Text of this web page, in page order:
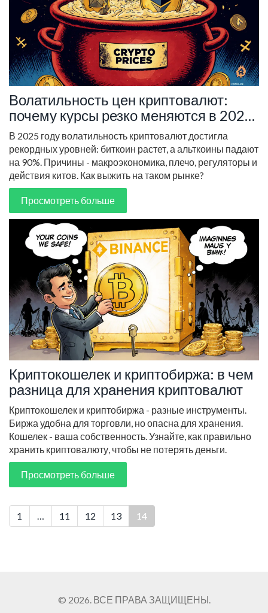
Волатильность цен криптовалют:
почему курсы резко меняются в 2025
году
В 2025 году волатильность криптовалют достигла
рекордных уровней: биткоин растет, а альткоины падают
на 90%. Причины - макроэкономика, плечо, регуляторы и
действия китов. Как выжить на таком рынке?
Просмотреть больше
Криптокошелек и криптобиржа: в чем
разница для хранения криптовалют
Криптокошелек и криптобиржа - разные инструменты.
Биржа удобна для торговли, но опасна для хранения.
Кошелек - ваша собственность. Узнайте, как правильно
хранить криптовалюту, чтобы не потерять деньги.
Просмотреть больше
1 11 12 13 14
© 2026. ВСЕ ПРАВА ЗАЩИЩЕНЫ.